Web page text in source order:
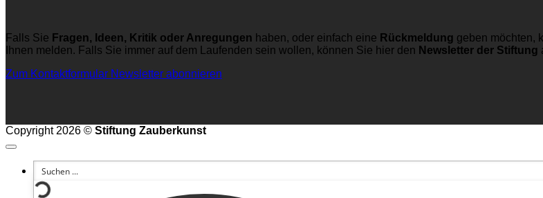
Falls Sie Fragen, Ideen, Kritik oder Anregungen haben, oder einfach eine Rückmeldung geben möchten,
Ihnen melden. Falls Sie immer auf dem Laufenden sein wollen, können Sie hier den Newsletter der Stiftung
Zum Kontaktformular Newsletter abonnieren
Copyright 2026 © Stiftung Zauberkunst